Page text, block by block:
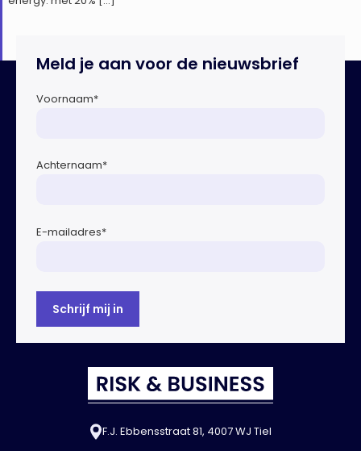
Meld je aan voor de nieuwsbrief
Voornaam*
Achternaam*
E-mailadres*
F.J. Ebbensstraat 81, 4007 WJ Tiel